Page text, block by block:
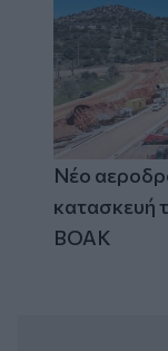
Νέο
κατασκευή
ΒΟΑΚ